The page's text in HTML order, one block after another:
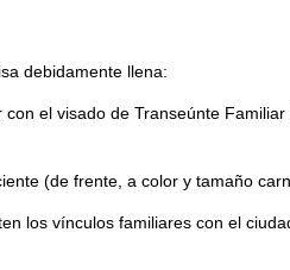
debidamente llena:
el visado de Transeúnte
(de frente, a color y tamaño
los vínculos familiares con el